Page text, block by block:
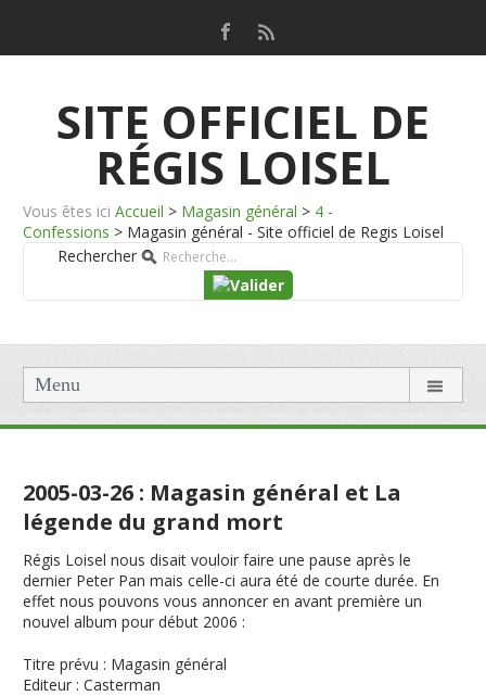
SITE OFFICIEL DE
RÉGIS LOISEL
Vous êtes ici Accueil > Magasin général > 4 -
Confessions > Magasin général - Site officiel de Regis Loisel
Rechercher
Menu
2005-03-26 : Magasin général et La
légende du grand mort
Régis Loisel nous disait vouloir faire une pause après le
dernier Peter Pan mais celle-ci aura été de courte durée. En
effet nous pouvons vous annoncer en avant première un
nouvel album pour début 2006 :
Titre prévu : Magasin général
Editeur : Casterman